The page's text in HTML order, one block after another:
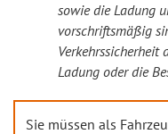
sowie die Ladung
vorschriftsmäßig
Verkehrssicherheit
Ladung oder die
Sie müssen als